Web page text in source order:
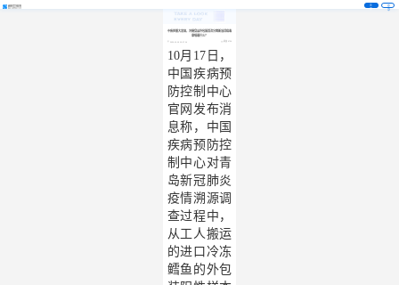
注
册
登
录
中疾控重大发现，冷链食品外包装首次分离新冠活病毒
意味着什么？
10月17日，
中国疾病预
防控制中心
官网发布消
息称，中国
疾病预防控
制中心对青
岛新冠肺炎
疫情溯源调
查过程中，
从工人搬运
的进口冷冻
鳕鱼的外包